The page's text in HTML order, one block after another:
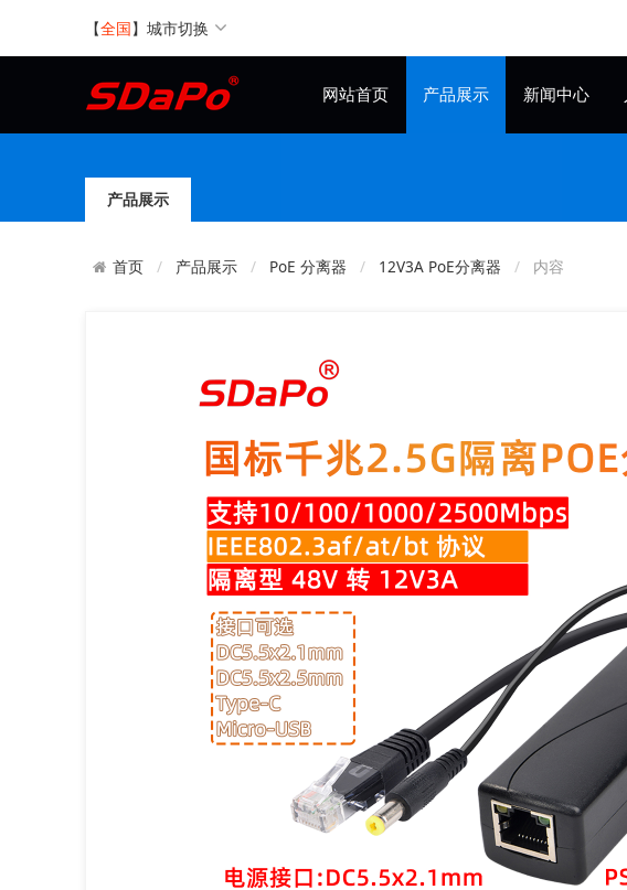
【全国】 城市切换
网站首页 产品展示 新闻中心
产品展示
首页 产品展示 PoE 分离器 12V3A PoE分离器 内容